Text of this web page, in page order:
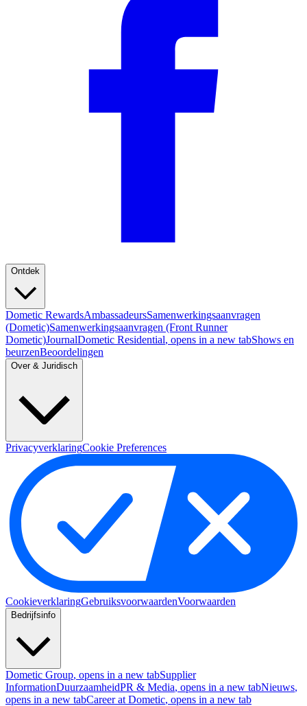
Ontdek
Dometic RewardsAmbassadeursSamenwerkingsaanvragen
(Dometic)Samenwerkingsaanvragen (Front Runner
Dometic)JournalDometic Residential, opens in a new tabShows en
beurzenBeoordelingen
Over & Juridisch
PrivacyverklaringCookie Preferences
CookieverklaringGebruiksvoorwaardenVoorwaarden
Bedrijfsinfo
Dometic Group, opens in a new tabSupplier
InformationDuurzaamheidPR & Media, opens in a new tabNieuws,
opens in a new tabCareer at Dometic, opens in a new tab